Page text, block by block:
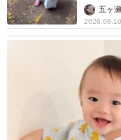
五ヶ
2026.08.10